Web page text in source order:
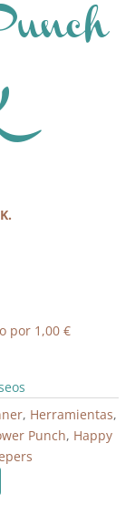
por 1,00 €
, Herramientas,
Punch, Happy